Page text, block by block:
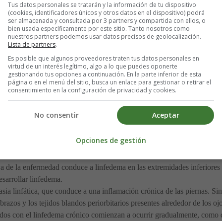
clasificar en dos etapas de la vida; etapa temprana y después de la
pero se observa una gran cantidad de heces grasas, de color
de ictericia se vuelven prominentes, lo que incluye coloración
y vómitos.
continúa como un problema de la piel.
causa un crecimiento insatisfactorio y un retraso en el crecimiento.
es un hallazgo común y, cuando no se trata, aumenta el
la enfermedad conduce a linfedema en las extremidades
linfedema.
linfática, que conduce a una inflamación crónica de las piernas.
y los tejidos blandos periorbitarios presentes alrededor de los
con el linfedema crónico comienzan a ocurrir gradualmente, como
Tus datos personales se tratarán y la información de tu dispositivo
(cookies, identificadores únicos y otros datos en el dispositivo) podrá
ser almacenada y consultada por 3 partners y compartida con ellos, o
bien usada específicamente por este sitio. Tanto nosotros como
nuestros partners podemos usar datos precisos de geolocalización.
Lista de partners.
Es posible que algunos proveedores traten tus datos personales en
virtud de un interés legítimo, algo a lo que puedes oponerte
gestionando tus opciones a continuación. En la parte inferior de esta
página o en el menú del sitio, busca un enlace para gestionar o retirar el
consentimiento en la configuración de privacidad y cookies.
Aceptar
No consentir
Opciones de gestión